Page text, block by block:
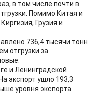
в том числе почти в
Помимо Китая и
Грузия и
736,4 тысячи тонн
отгрузки за
и Ленинградской
экспорт ушло 193,3
уровня экспорта